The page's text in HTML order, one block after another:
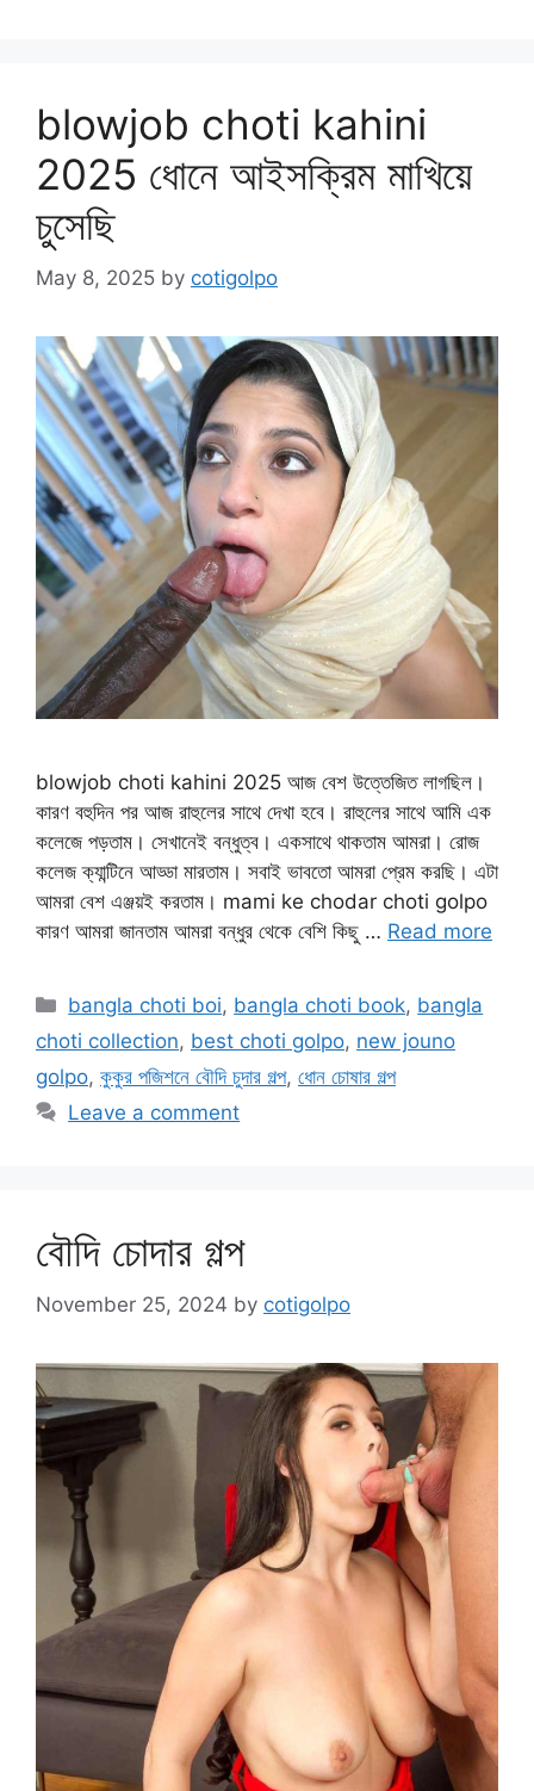
blowjob choti kahini
2025 ধোনে আইসক্রিম মাখিয়ে
চুসেছি
May 8, 2025 by cotigolpo
blowjob choti kahini 2025 আজ বেশ উত্তেজিত লাগছিল।
কারণ বহুদিন পর আজ রাহুলের সাথে দেখা হবে। রাহুলের সাথে আমি এক
কলেজে পড়তাম। সেখানেই বন্ধুত্ব। একসাথে থাকতাম আমরা। রোজ
কলেজ ক্যান্টিনে আড্ডা মারতাম। সবাই ভাবতো আমরা প্রেম করছি। এটা
আমরা বেশ এঞ্জয়ই করতাম। mami ke chodar choti golpo
কারণ আমরা জানতাম আমরা বন্ধুর থেকে বেশি কিছু … Read more
Categories
bangla choti boi, bangla choti book, bangla
choti collection, best choti golpo, new jouno
golpo, কুকুর পজিশনে বৌদি চুদার গল্প, ধোন চোষার গল্প
Leave a comment
বৌদি চোদার গল্প
November 25, 2024 by cotigolpo